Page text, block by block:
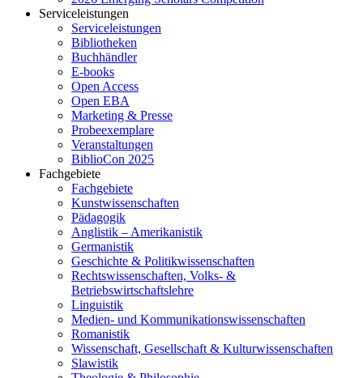
Serviceleistungen
Serviceleistungen
Bibliotheken
Buchhändler
E-books
Open Access
Open EBA
Marketing & Presse
Probeexemplare
Veranstaltungen
BiblioCon 2025
Fachgebiete
Fachgebiete
Kunstwissenschaften
Pädagogik
Anglistik – Amerikanistik
Germanistik
Geschichte & Politikwissenschaften
Rechtswissenschaften, Volks- &
Betriebswirtschaftslehre
Linguistik
Medien- und Kommunikationswissenschaften
Romanistik
Wissenschaft, Gesellschaft & Kulturwissenschaften
Slawistik